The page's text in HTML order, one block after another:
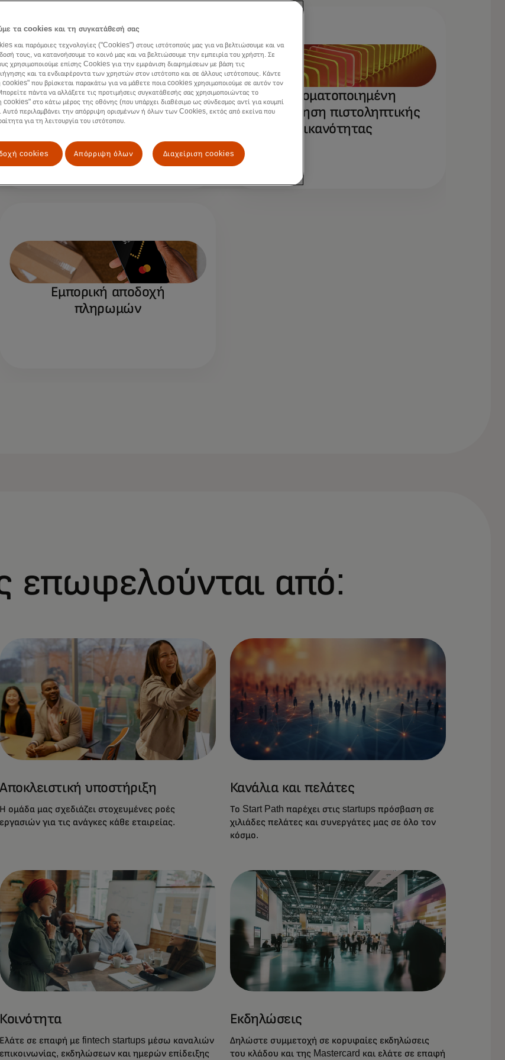
Εναλλακτικά κανάλια
διανομής
Αυτοματοποιημένη
αξιολόγηση πιστοληπτικής
ικανότητας
Εμπορική αποδοχή
πληρωμών
επωφελούνται από:
Αποκλειστική υποστήριξη
Η ομάδα μας σχεδιάζει στοχευμένες ροές
εργασιών για τις ανάγκες κάθε εταιρείας.
Κανάλια και πελάτες
Το Start Path παρέχει στις startups πρόσβαση σε
χιλιάδες πελάτες και συνεργάτες μας σε όλο τον
κόσμο.
Κοινότητα
Ελάτε σε επαφή με fintech startups μέσω καναλιών
επικοινωνίας, εκδηλώσεων και ημερών επίδειξης
Εκδηλώσεις
Δηλώστε συμμετοχή σε κορυφαίες εκδηλώσεις
του κλάδου και της Mastercard και ελάτε σε επαφή
τα cookies και τη συγκατάθεσή σας
και παρόμοιες τεχνολογίες ("Cookies") στους ιστότοπούς μας για να βελτιώσουμε και να
τους, να κατανοήσουμε το κοινό μας και να βελτιώσουμε την εμπειρία του χρήστη. Σε
χρησιμοποιούμε επίσης Cookies για την εμφάνιση διαφημίσεων με βάση τις
και τα ενδιαφέροντα των χρηστών στον ιστότοπο και σε άλλους ιστότοπους. Κάντε
cookies" που βρίσκεται παρακάτω για να μάθετε ποια cookies χρησιμοποιούμε σε αυτόν τον
πάντα να αλλάξετε τις προτιμήσεις συγκατάθεσής σας χρησιμοποιώντας το
cookies" στο κάτω μέρος της οθόνης (που υπάρχει διαθέσιμο ως σύνδεσμος αντί για κουμπί
Αυτό περιλαμβάνει την απόρριψη ορισμένων ή όλων των Cookies, εκτός από εκείνα που
για τη λειτουργία του ιστότοπου.
cookies Απόρριψη όλων Διαχείριση cookies